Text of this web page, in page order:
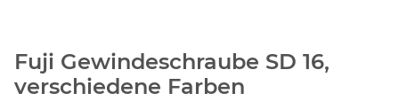
Fuji Gewindeschraube SD 16,
verschiedene Farben